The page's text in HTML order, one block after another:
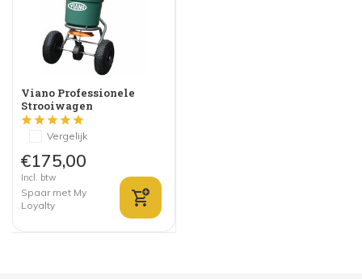
Viano Professionele
Strooiwagen
Vergelijk
€175,00
Incl. btw
Spaar met My
Loyalty